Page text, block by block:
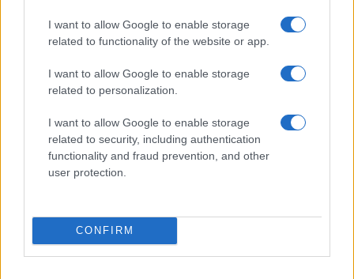
I want to allow Google to enable storage
related to functionality of the website or app.
I want to allow Google to enable storage
related to personalization.
I want to allow Google to enable storage
related to security, including authentication
functionality and fraud prevention, and other
user protection.
CONFIRM
Come riconoscere e risolvere i problemi della lavanda
nel tuo giardino
Beatrice Bonaventura · 6 Ago 2026